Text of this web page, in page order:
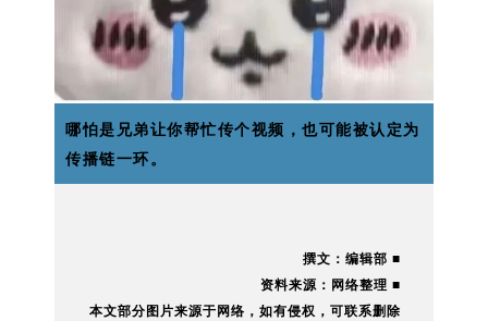
哪怕是兄弟让你帮忙传个视频，也可能被认定为
传播链一环。
撰文：编辑部 ■
资料来源：网络整理 ■
本文部分图片来源于网络，如有侵权，可联系删除